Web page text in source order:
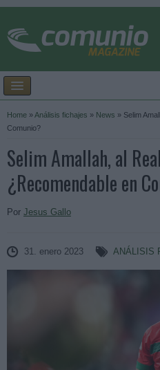
Home »Análisis fichajes » News » Selim
Comunio?
Selim Amallah, al
¿Recomendable en
Por Jesus Gallo
31. enero 2023 ANÁLISIS